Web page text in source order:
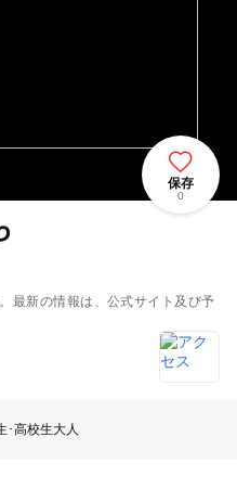
最新の情報は、公式サイト及び予
保存
0
･高校生大人